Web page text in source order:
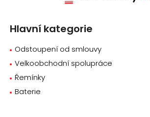
Hlavní kategorie
Odstoupení od smlouvy
Velkoobchodní spolupráce
Řemínky
Baterie